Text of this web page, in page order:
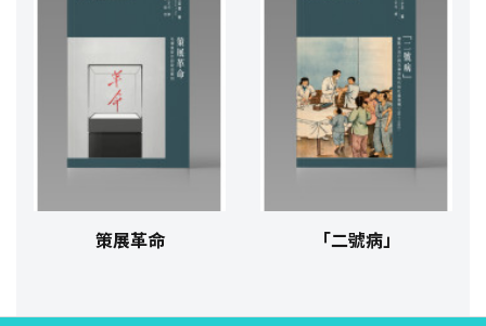
策展革命 「二號病」